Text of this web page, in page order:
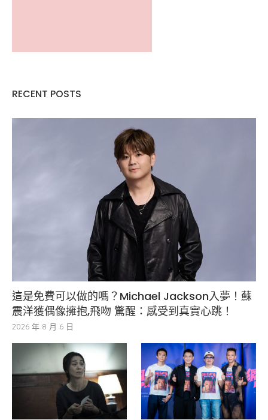
RECENT POSTS
這是免費可以做的嗎？Michael Jackson入夢！蘇
震洋獲偶像擁抱,飛吻 驚醒：感受到真實心跳！
2026 年 8 月 6 日